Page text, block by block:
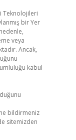
Teknolojileri
bir Yer
veya
Ancak,
kabul
bildirmeniz
sitemizden